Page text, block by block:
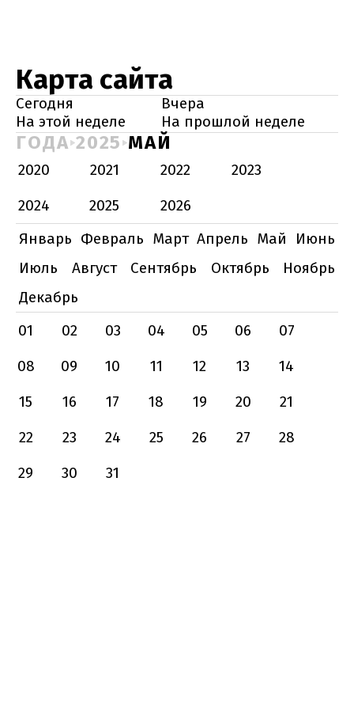
Карта сайта
Сегодня
Вчера
На этой неделе
На прошлой неделе
ГОДА 2025 МАЙ
2020 2021 2022
2023
2024
2025
2026
Январь Февраль Март Апрель Май
Июнь
Июль
Август Сентябрь Октябрь
Ноябрь
Декабрь
01
02 03 04 05 06
07
08
09 10 11 12 13
14
15
16 17 18 19 20
21
22
23 24 25 26 27
28
29
30 31